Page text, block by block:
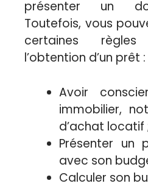
présenter un
Toutefois, vous
certaines
l’obtention d’un prêt :
Avoir
immobilier,
d’achat locatif
Présenter un
avec son
Calculer son